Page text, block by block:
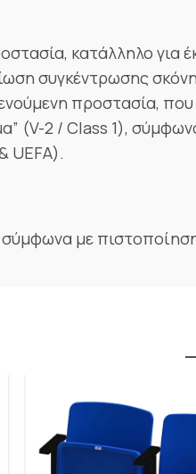
κατάλληλο για
συγκέντρωσης
προστασία, που
(V-2 / Class 1),
UEFA).
με